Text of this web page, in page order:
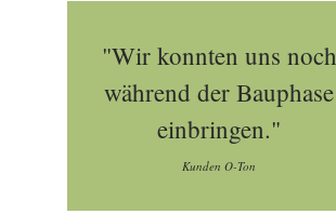
"Wir konnten uns noch
während der Bauphase
einbringen."
Kunden O-Ton